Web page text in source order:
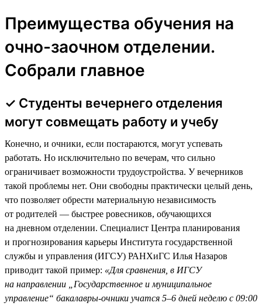
Преимущества обучения на
очно-заочном отделении.
Собрали главное
✓ Студенты вечернего отделения
могут совмещать работу и учебу
Конечно, и очники, если постараются, могут успевать
работать. Но исключительно по вечерам, что сильно
ограничивает возможности трудоустройства. У вечерников
такой проблемы нет. Они свободны практически целый день,
что позволяет обрести материальную независимость
от родителей — быстрее ровесников, обучающихся
на дневном отделении. Специалист Центра планирования
и прогнозирования карьеры Института государственной
службы и управления (ИГСУ) РАНХиГС Илья Назаров
приводит такой пример: «Для сравнения, в ИГСУ
на направлении „Государственное и муниципальное
управление“ бакалавры-очники учатся 5–6 дней неделю с 09:00